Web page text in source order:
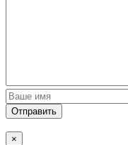
Отправить
×